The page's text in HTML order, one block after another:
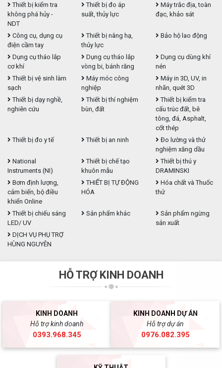
Thiết bị kiểm tra
không phá hủy -
NDT
Thiết bị đo áp
suất, thủy lực
Máy trắc địa, toàn
đạc, khảo sát
Công cụ, dụng cụ
điện cầm tay
Thiết bị nâng hạ,
thủy lực
Bảo hộ lao động
Dụng cụ tháo lắp
cơ khí
Dụng cụ tháo lắp
vòng bi, bánh răng
Dụng cụ dùng khí
nén
Thiết bị vệ sinh làm
sạch
Máy móc công
nghiệp
Máy in 3D, UV, in
nhãn, quét 3D
Thiết bị dạy nghề,
nghiên cứu
Thiết bị thí nghiệm
bùn, đất
Thiết bị kiểm tra
cấu trúc đất, bê
tông, đá, Asphalt,
cốt thép
Thiết bị đo y tế
Thiết bị an ninh
Đo lường và thử
nghiệm xăng dầu
National
Instruments (NI)
Thiết bị chế tạo
khuôn mẫu
Thiết bị thú y
DRAMINSKI
Bơm định lượng,
cảm biến, bộ điều
khiển Online
THIẾT BỊ TỰ ĐỘNG
HÓA
Hóa chất và Thuốc
thử
Thiết bị chiếu sáng
LED/ UV
Sản phẩm khác
Sản phẩm ngừng
sản xuất
DỊCH VỤ PHỤ TRỢ
HÙNG NGUYÊN
HỖ TRỢ KINH DOANH
KINH DOANH
Hỗ trợ kinh doanh
0393.968.345
KINH DOANH DỰ ÁN
Hỗ trợ dự án
0976.082.395